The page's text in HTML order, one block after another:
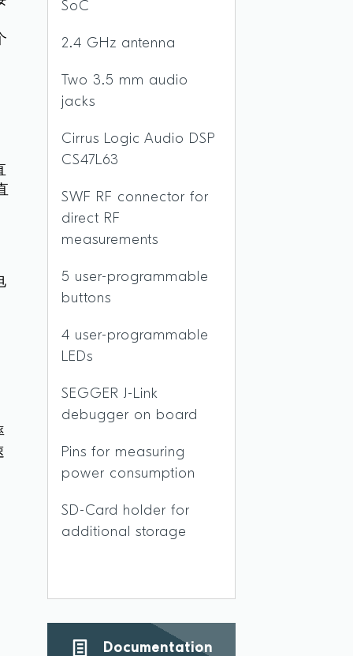
SoC
2.4 GHz antenna
Two 3.5 mm audio
jacks
Cirrus Logic Audio DSP
CS47L63
SWF RF connector for
direct RF
measurements
5 user-programmable
buttons
4 user-programmable
LEDs
SEGGER J-Link
debugger on board
Pins for measuring
power consumption
SD-Card holder for
additional storage
Documentation